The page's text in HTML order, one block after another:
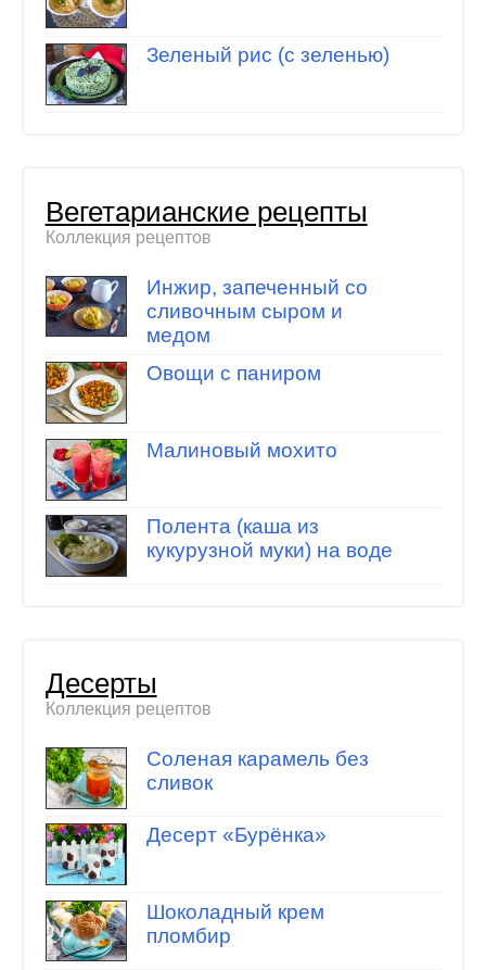
Зеленый рис (с зеленью)
Вегетарианские рецепты
Коллекция рецептов
Инжир, запеченный со
сливочным сыром и
медом
Овощи с паниром
Малиновый мохито
Полента (каша из
кукурузной муки) на воде
Десерты
Коллекция рецептов
Соленая карамель без
сливок
Десерт «Бурёнка»
Шоколадный крем
пломбир